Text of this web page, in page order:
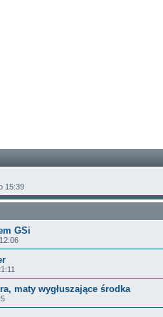
15:39
GSi
maty wygłuszające środka